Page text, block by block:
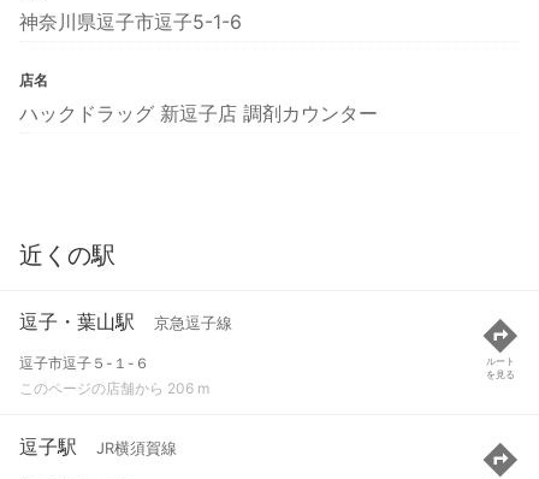
神奈川県逗子市逗子5-1-6
店名
ハックドラッグ 新逗子店 調剤カウンター
近くの駅
逗子・葉山駅 京急逗子線
逗子市逗子５-１-６
このページの店舗から 206 m
ルート
を見る
逗子駅 JR横須賀線